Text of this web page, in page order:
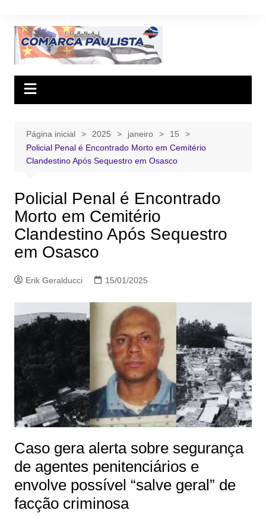
conteúdo
Página inicial 2025 janeiro
15
Policial Penal é Encontrado Morto em Cemitério
Clandestino Após Sequestro em Osasco
Policial Penal é Encontrado
Morto em Cemitério
Clandestino Após Sequestro
em Osasco
Erik Geralducci 15/01/2025
Caso gera alerta sobre segurança
de agentes penitenciários e
envolve possível “salve geral” de
facção criminosa